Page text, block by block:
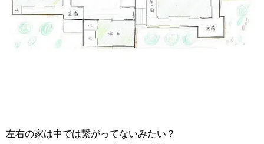
左右の家は中では繋がってないみたい？